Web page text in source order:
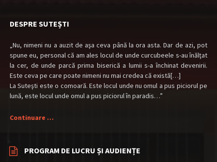
DESPRE SUTEȘTI
„Nu, nimeni nu a auzit de aşa ceva până la ora asta. Dar de azi, pot
spune eu, personal că am ales locul de unde curcubeele s-au înălţat
la cer, de unde parcă prima biserică a lumii s-a închinat devenirii.
Este ceva pe care poate nimeni nu mai credea că există[…]
La Suteşti este o comoară. Este locul unde nu omul a pus piciorul pe
lună, este locul unde omul a pus piciorul în paradis…”
Continuare …
PROGRAM DE LUCRU ȘI AUDIENȚE